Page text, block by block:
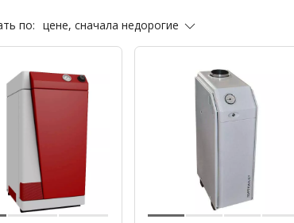
по: цене, сначала недорогие